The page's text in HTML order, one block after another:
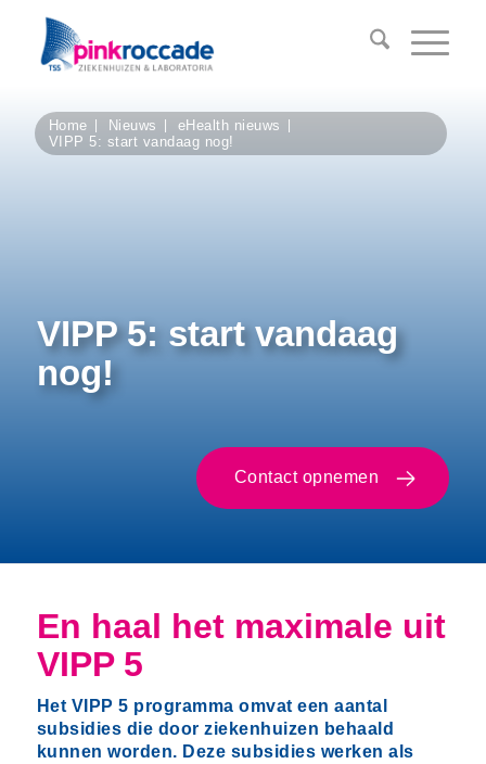
Home Nieuws
eHealth nieuws
VIPP 5: start vandaag nog!
VIPP 5: start vandaag
nog!
Contact opnemen
En haal het maximale uit
VIPP 5
Het VIPP 5 programma omvat een aantal
subsidies die door ziekenhuizen behaald
kunnen worden. Deze subsidies werken als